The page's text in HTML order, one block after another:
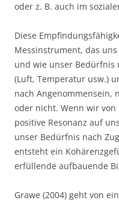
oder z. B. auch im
Diese
Messinstrument, das
und wie unser
(Luft, Temperatur usw.)
nach Angenommensein,
oder nicht. Wenn wir
positive Resonanz auf
unser Bedürfnis nach
entsteht ein
erfüllende aufbauende
Grawe (2004) geht von